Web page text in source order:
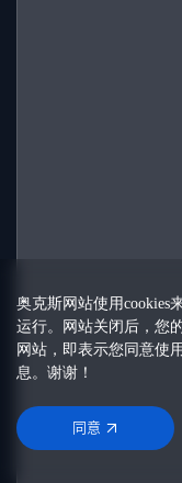
奥克斯网站使用cookies
运行。网站关闭后，您
网站，即表示您同意使
息。谢谢！
同意